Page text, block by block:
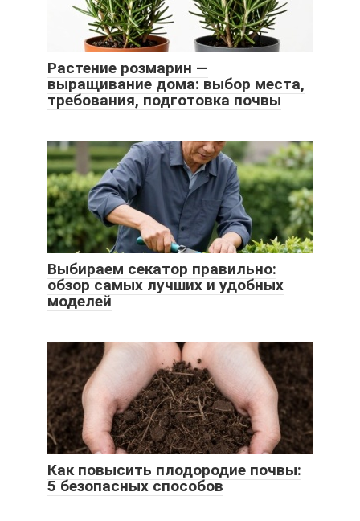
Растение розмарин —
выращивание дома: выбор места,
требования, подготовка почвы
Выбираем секатор правильно:
обзор самых лучших и удобных
моделей
Как повысить плодородие почвы:
5 безопасных способов